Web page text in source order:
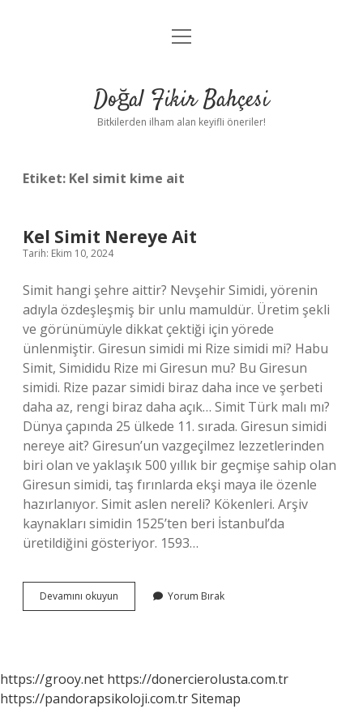
Anasayfa
Yasal Uyarı
menüyü
Doğal Fikir Bahçesi
Bitkilerden ilham alan keyifli öneriler!
Etiket: Kel simit kime ait
Kel Simit Nereye Ait
Tarih: Ekim 10, 2024
Simit hangi şehre aittir? Nevşehir Simidi, yörenin
adıyla özdeşleşmiş bir unlu mamuldür. Üretim şekli
ve görünümüyle dikkat çektiği için yörede
ünlenmiştir. Giresun simidi mi Rize simidi mi? Habu
Simit, Simididu Rize mi Giresun mu? Bu Giresun
simidi. Rize pazar simidi biraz daha ince ve şerbeti
daha az, rengi biraz daha açık… Simit Türk malı mı?
Dünya çapında 25 ülkede 11. sırada. Giresun simidi
nereye ait? Giresun’un vazgeçilmez lezzetlerinden
biri olan ve yaklaşık 500 yıllık bir geçmişe sahip olan
Giresun simidi, taş fırınlarda ekşi maya ile özenle
hazırlanıyor. Simit aslen nereli? Kökenleri. Arşiv
kaynakları simidin 1525’ten beri İstanbul’da
üretildiğini gösteriyor. 1593…
Devamını okuyun
Simit
Yorum Bırak
https://grooy.net https://donercierolusta.com.tr
https://pandorapsikoloji.com.trSitemap